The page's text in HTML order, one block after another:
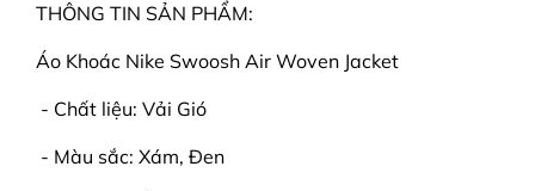
THÔNG TIN SẢN PHẨM:
Áo Khoác Nike Swoosh Air Woven Jacket
- Chất liệu: Vải Gió
- Màu sắc: Xám, Đen